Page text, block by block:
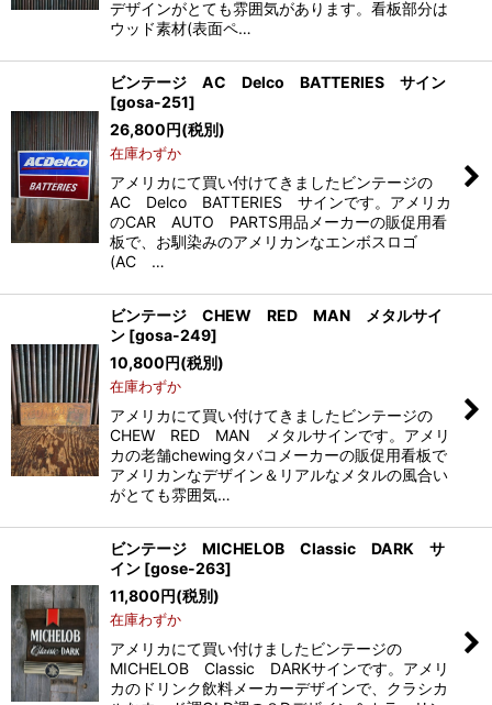
デザインがとても雰囲気があります。看板部分は
ウッド素材(表面ペ…
ビンテージ AC Delco BATTERIES サイン
[gosa-251]
26,800円(税別)
在庫わずか
アメリカにて買い付けてきましたビンテージの
AC Delco BATTERIES サインです。アメリカ
のCAR AUTO PARTS用品メーカーの販促用看
板で、お馴染みのアメリカンなエンボスロゴ
(AC …
ビンテージ CHEW RED MAN メタルサイ
ン [gosa-249]
10,800円(税別)
在庫わずか
アメリカにて買い付けてきましたビンテージの
CHEW RED MAN メタルサインです。アメリ
カの老舗chewingタバコメーカーの販促用看板で
アメリカンなデザイン＆リアルなメタルの風合い
がとても雰囲気…
ビンテージ MICHELOB Classic DARK サ
イン [gose-263]
11,800円(税別)
在庫わずか
アメリカにて買い付けましたビンテージの
MICHELOB Classic DARKサインです。アメリ
カのドリンク飲料メーカーデザインで、クラシカ